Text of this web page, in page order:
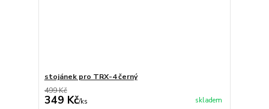
stojánek pro TRX-4 černý
499 Kč
349 Kč/ks skladem